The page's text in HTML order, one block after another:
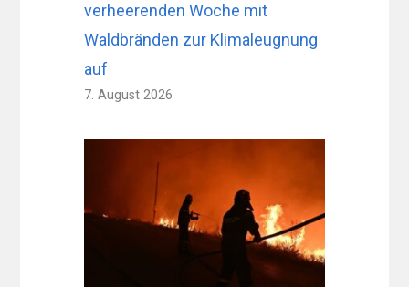
verheerenden Woche mit
Waldbränden zur Klimaleugnung
auf
7. August 2026